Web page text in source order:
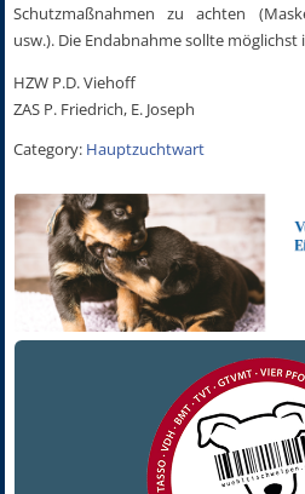
Schutzmaßnahmen zu achten
usw.). Die Endabnahme sollte
HZW P.D. Viehoff
ZAS P. Friedrich, E. Joseph
Category: Hauptzuchtwart